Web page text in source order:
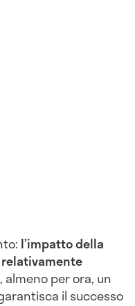
l’impatto della
per ora, un
il successo